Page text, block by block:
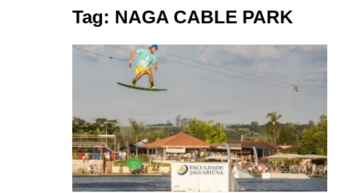
BARRETOS
CAMPINAS
ESTIVA GERBI
JAGUARIÚNA
JUNDIAÍ
LIMEIRA
MOGI GUAÇU
MOGI MIRIM
Tag: NAGA CABLE PARK